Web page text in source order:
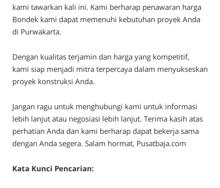
kami tawarkan kali ini. Kami berharap penawaran harga
Bondek kami dapat memenuhi kebutuhan proyek Anda
di Purwakarta.
Dengan kualitas terjamin dan harga yang kompetitif,
kami siap menjadi mitra terpercaya dalam menyukseskan
proyek konstruksi Anda.
Jangan ragu untuk menghubungi kami untuk informasi
lebih lanjut atau negosiasi lebih lanjut. Terima kasih atas
perhatian Anda dan kami berharap dapat bekerja sama
dengan Anda segera. Salam hormat, Pusatbaja.com
Kata Kunci Pencarian: